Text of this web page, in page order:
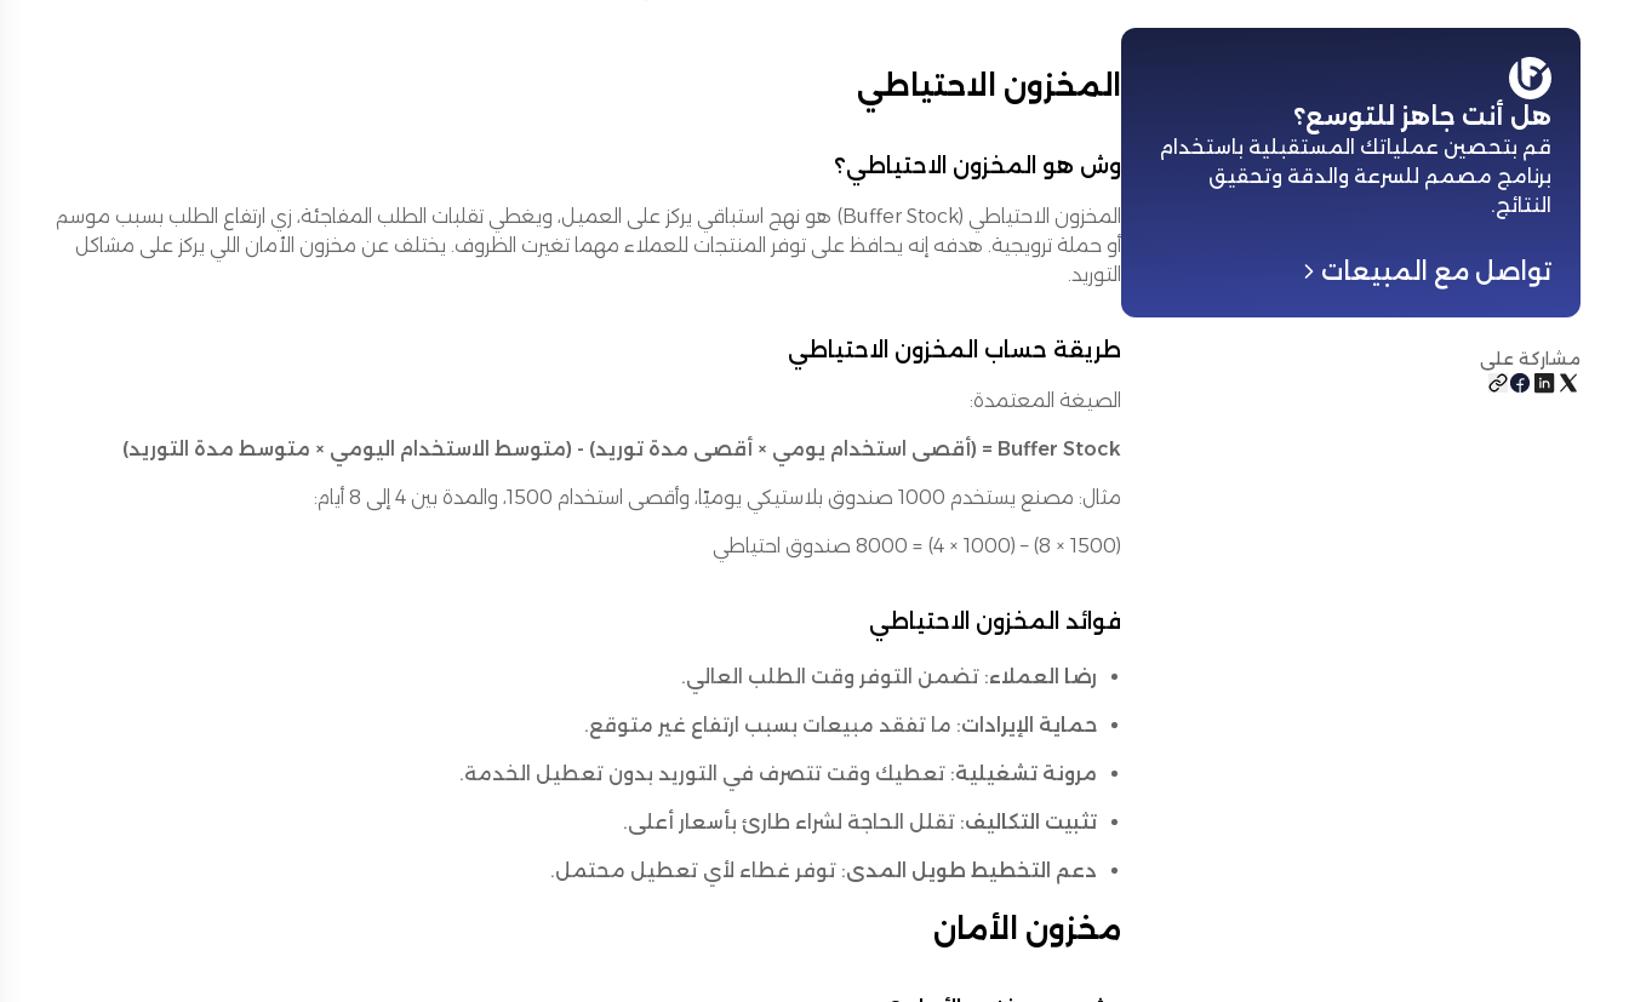
هل أنت جاهز للتوسع؟
قم بتحصين عملياتك المستقبلية باستخدام
برنامج مصمم للسرعة والدقة وتحقيق
النتائج.
تواصل مع المبيعات
مشاركة على
المخزون الاحتياطي
وش هو المخزون الاحتياطي؟
المخزون الاحتياطي (Buffer Stock) هو نهج استباقي يركز على العميل، ويغطي تقلبات الطلب المفاجئة، زي ارتفاع الطلب بسبب موسم
أو حملة ترويجية. هدفه إنه يحافظ على توفر المنتجات للعملاء مهما تغيرت الظروف. يختلف عن مخزون الأمان اللي يركز على مشاكل
التوريد.
طريقة حساب المخزون الاحتياطي
الصيغة المعتمدة:
Buffer Stock = (أقصى استخدام يومي × أقصى مدة توريد) - (متوسط الاستخدام اليومي × متوسط مدة التوريد)
مثال: مصنع يستخدم 1000 صندوق بلاستيكي يوميًا، وأقصى استخدام 1500، والمدة بين 4 إلى 8 أيام:
(1500 × 8) – (1000 × 4) = 8000 صندوق احتياطي
فوائد المخزون الاحتياطي
رضا العملاء: تضمن التوفر وقت الطلب العالي.
حماية الإيرادات: ما تفقد مبيعات بسبب ارتفاع غير متوقع.
مرونة تشغيلية: تعطيك وقت تتصرف في التوريد بدون تعطيل الخدمة.
تثبيت التكاليف: تقلل الحاجة لشراء طارئ بأسعار أعلى.
دعم التخطيط طويل المدى: توفر غطاء لأي تعطيل محتمل.
مخزون الأمان